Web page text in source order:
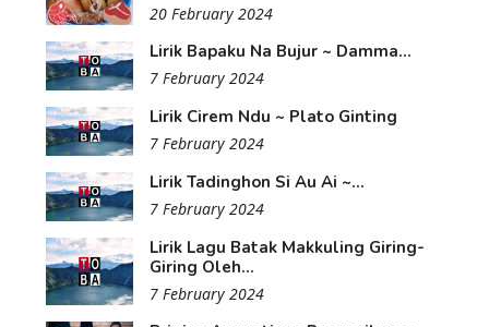
20 February 2024
Lirik Bapaku Na Bujur ~ Damma...
7 February 2024
Lirik Cirem Ndu ~ Plato Ginting
7 February 2024
Lirik Tadinghon Si Au Ai ~...
7 February 2024
Lirik Lagu Batak Makkuling Giring-
Giring Oleh...
7 February 2024